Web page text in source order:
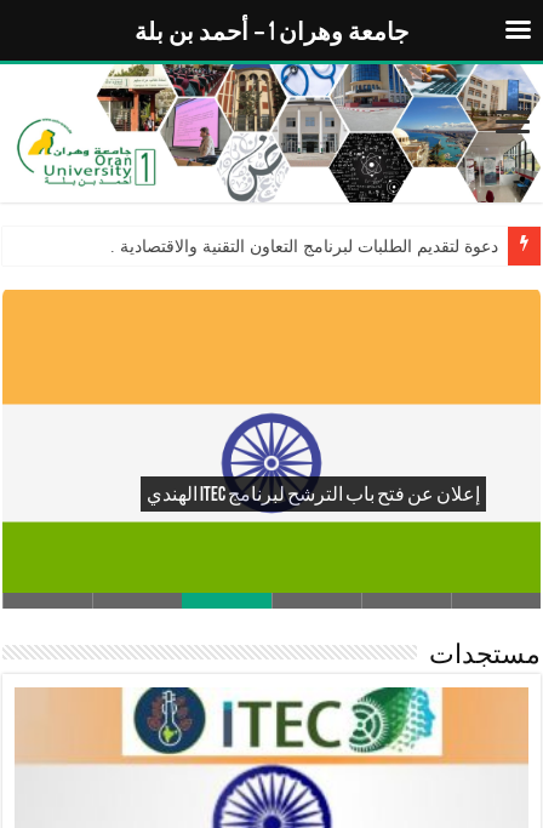
دعوة لتقديم الطلبات لبرنامج التعاون التقنية والاقتصادية .
إجراءات تنظيم الفعاليات العلمية الدولية
مستجدات
جامعة وهران 1 – أحمد بن بلة